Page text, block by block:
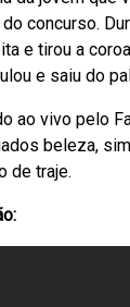
concurso.
e tirou a
e saiu do
ao vivo pelo
beleza,
de traje.